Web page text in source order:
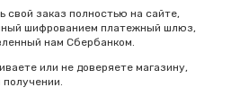
свой заказ полностью на сайте,
шифрованием платежный шлюз,
нам Сбербанком.
или не доверяете магазину,
получении.